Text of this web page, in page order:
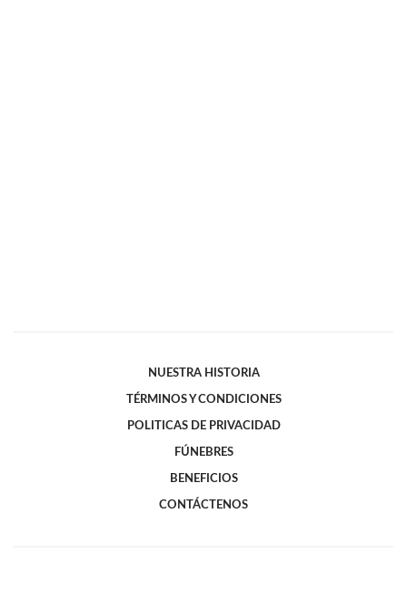
NUESTRA HISTORIA
TÉRMINOS Y CONDICIONES
POLITICAS DE PRIVACIDAD
FÚNEBRES
BENEFICIOS
CONTÁCTENOS